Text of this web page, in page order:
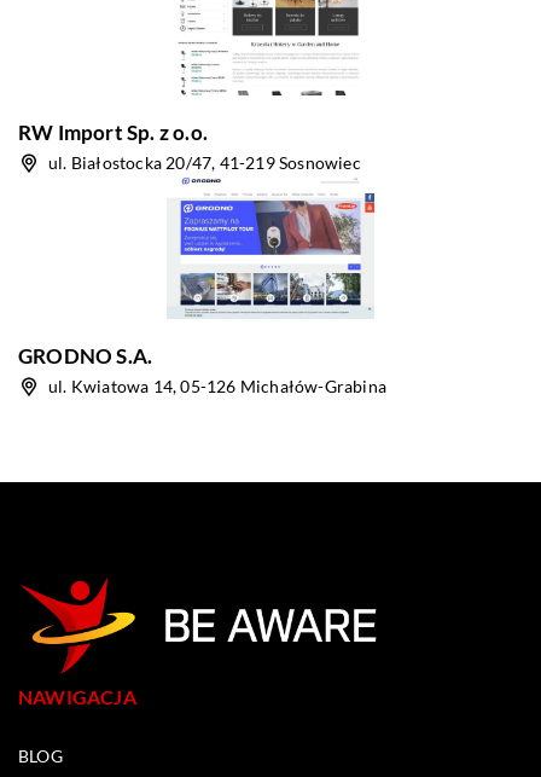
RW Import Sp. z o.o.
ul. Białostocka 20/47, 41-219 Sosnowiec
GRODNO S.A.
ul. Kwiatowa 14, 05-126 Michałów-Grabina
NAWIGACJA
BLOG